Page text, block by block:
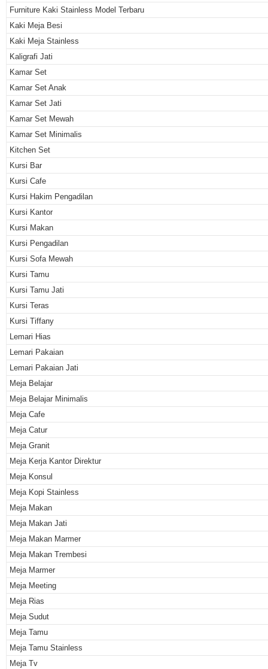
Furniture Kaki Stainless Model Terbaru
Kaki Meja Besi
Kaki Meja Stainless
Kaligrafi Jati
Kamar Set
Kamar Set Anak
Kamar Set Jati
Kamar Set Mewah
Kamar Set Minimalis
Kitchen Set
Kursi Bar
Kursi Cafe
Kursi Hakim Pengadilan
Kursi Kantor
Kursi Makan
Kursi Pengadilan
Kursi Sofa Mewah
Kursi Tamu
Kursi Tamu Jati
Kursi Teras
Kursi Tiffany
Lemari Hias
Lemari Pakaian
Lemari Pakaian Jati
Meja Belajar
Meja Belajar Minimalis
Meja Cafe
Meja Catur
Meja Granit
Meja Kerja Kantor Direktur
Meja Konsul
Meja Kopi Stainless
Meja Makan
Meja Makan Jati
Meja Makan Marmer
Meja Makan Trembesi
Meja Marmer
Meja Meeting
Meja Rias
Meja Sudut
Meja Tamu
Meja Tamu Stainless
Meja Tv